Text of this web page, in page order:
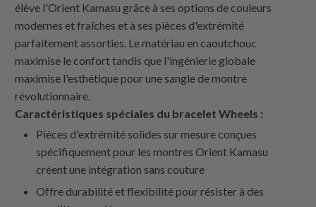
élève l'Orient Kamasu grâce à ses options de couleurs
modernes et fraîches et à ses pièces d'extrémité
parfaitement assorties. Le matériau en caoutchouc
maximise le confort tandis que l'ingénierie globale
maximise l'esthétique pour une sangle de montre
révolutionnaire.
Caractéristiques spéciales du bracelet Wheels :
Pièces d'extrémité solides sur mesure conçues
spécifiquement pour les montres Orient Kamasu
créent une intégration sans couture
Offre durabilité et flexibilité pour résister à des